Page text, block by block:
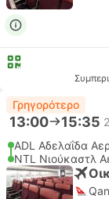
Γρηγορότερο
13:00 15:35
ADL Αδελαΐδα
NTL Νιούκαστλ